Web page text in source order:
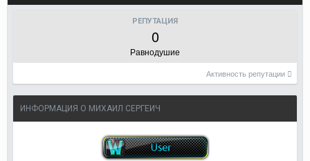
РЕПУТАЦИЯ
0
Равнодушие
Активность репутации
ИНФОРМАЦИЯ О МИХАИЛ СЕРГЕИЧ